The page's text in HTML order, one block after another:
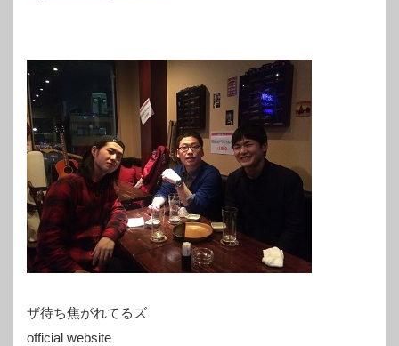
ザ待ち焦がれてるズ
official website